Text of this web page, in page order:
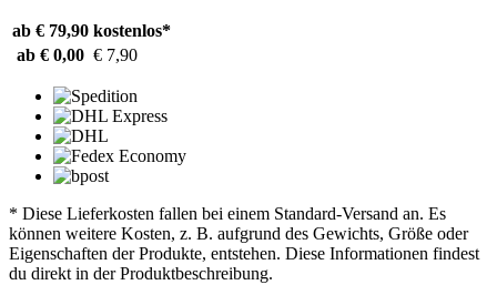
ab € 79,90 kostenlos*
ab € 0,00 € 7,90
* Diese Lieferkosten fallen bei einem Standard-Versand an. Es
können weitere Kosten, z. B. aufgrund des Gewichts, Größe oder
Eigenschaften der Produkte, entstehen. Diese Informationen findest
du direkt in der Produktbeschreibung.